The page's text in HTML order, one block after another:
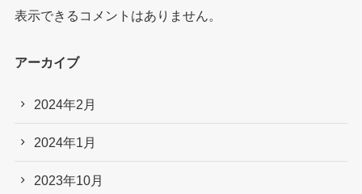
表示できるコメントはありません。
アーカイブ
2024年2月
2024年1月
2023年10月